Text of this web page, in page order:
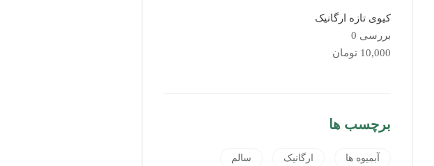
کیوی تازه ارگانیک
بررسی 0
10,000 تومان
برچسب ها
آبمیوه ها ارگانیک سالم